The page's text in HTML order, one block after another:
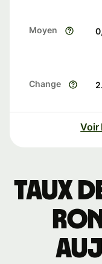
Moyen
Change
Voir
Taux